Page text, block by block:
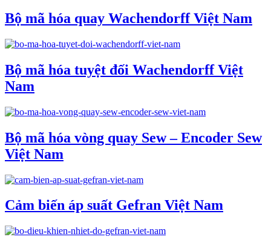
Bộ mã hóa quay Wachendorff Việt Nam
Bộ mã hóa tuyệt đối Wachendorff Việt
Nam
Bộ mã hóa vòng quay Sew – Encoder Sew
Việt Nam
Cảm biến áp suất Gefran Việt Nam